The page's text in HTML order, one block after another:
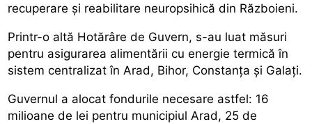
recuperare și reabilitare neuropsihică din Războieni.
Printr-o altă Hotărâre de Guvern, s-au luat măsuri
pentru asigurarea alimentării cu energie termică în
sistem centralizat în Arad, Bihor, Constanța și Galați.
Guvernul a alocat fondurile necesare astfel: 16
milioane de lei pentru municipiul Arad, 25 de